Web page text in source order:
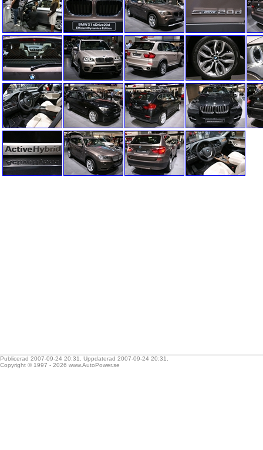
Publicerad 2007-09-24 20:31. Uppdaterad 2007-09-24 20:31.
Copyright © 1997 - 2026 www.AutoPower.se